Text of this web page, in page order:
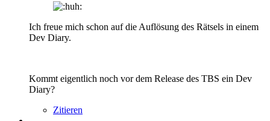
Ich freue mich schon auf die Auflösung des Rätsels in einem
Dev Diary.
Kommt eigentlich noch vor dem Release des TBS ein Dev
Diary?
Zitieren